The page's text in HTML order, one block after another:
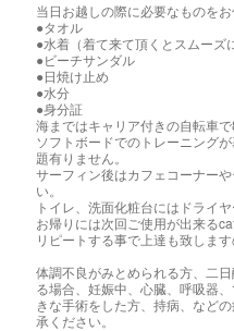
当日お越しの際に必要なものを
●タオル
●水着（着て来て頂くとスムーズ
●ビーチサンダル
●日焼け止め
●水分
●身分証
海まではキャリア付きの自転車で
ソフトボードでのトレーニング
題有りません。
サーフィン後はカフェコーナー
い。
トイレ、洗面化粧台にはドライ
お帰りには次回ご使用が出来る
リピートする事で上達も致しま
体調不良がみとめられる方、二
る場合、妊娠中、心臓、呼吸器
きな手術をした方、持病、など
承ください。